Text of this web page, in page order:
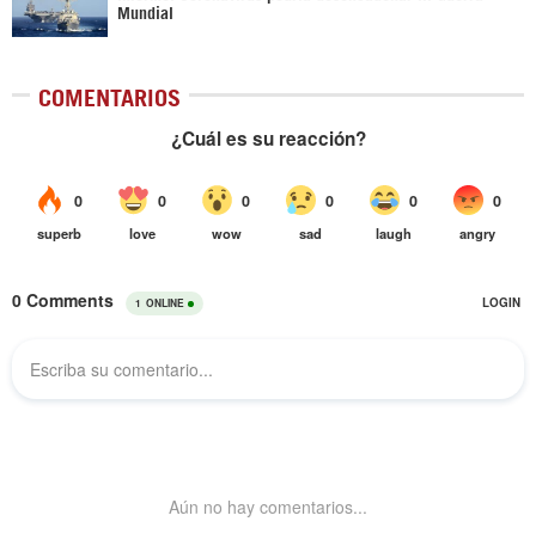
Mundial
COMENTARIOS